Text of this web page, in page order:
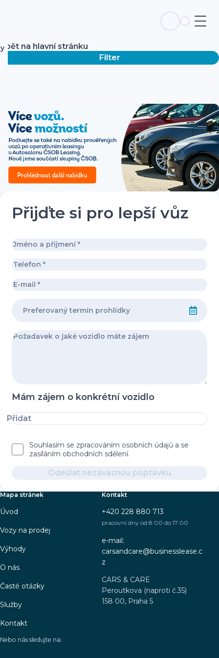
Zpět na hlavní stránku
Filter
Přijďte si pro lepší vůz
Mám zájem o konkrétní vozidlo
Přidat
Souhlasím se zpracováním osobních údajů a se
zasíláním obchodních sdělení.
Odeslat nezávaznou poptávku
Mapa stránek
Úvod
Vozy na prodej
Výhody
O nás
Časté otázky
Služby
Kontakt
Kontakt
+420 228 880 713
pracovní dny od 8:00 do 17:00
e-mail:
carsandcare@businesslease.c
z
CARS & CARE
Peroutkova (naproti č.35)
158 00, Praha 5
Nebo nás sledujte na: